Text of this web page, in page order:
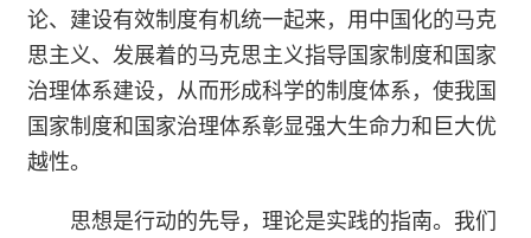
论、建设有效制度有机统一起来，用中国化的马克
思主义、发展着的马克思主义指导国家制度和国家
治理体系建设，从而形成科学的制度体系，使我国
国家制度和国家治理体系彰显强大生命力和巨大优
越性。
思想是行动的先导，理论是实践的指南。我们